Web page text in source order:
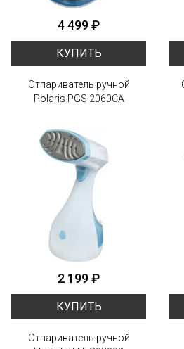
4 499 ₽
КУПИТЬ
Отпариватель ручной
Polaris PGS 2060CA
2 199 ₽
КУПИТЬ
Отпариватель ручной